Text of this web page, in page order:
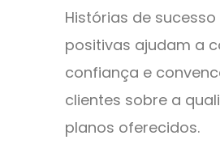
Histórias de
positivas ajudam a
confiança e
clientes sobre a
planos oferecidos.